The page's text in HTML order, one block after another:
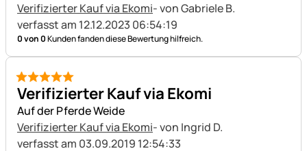
Verifizierter Kauf via Ekomi- von Gabriele B.
verfasst am 12.12.2023 06:54:19
0 von 0Kunden fanden diese Bewertung hilfreich.
5 von 5
Verifizierter Kauf via Ekomi
Auf der Pferde Weide
Verifizierter Kauf via Ekomi- von Ingrid D.
verfasst am 03.09.2019 12:54:33